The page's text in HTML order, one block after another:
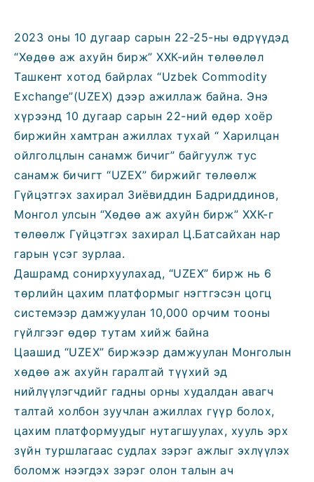
2023 оны 10 дугаар сарын 22-25-ны өдрүүдэд
“Хөдөө аж ахуйн бирж” ХХК-ийн төлөөлөл
Ташкент хотод байрлах “Uzbek Commodity
Exchange”(UZEX) дээр ажиллаж байна. Энэ
хүрээнд 10 дугаар сарын 22-ний өдөр хоёр
биржийн хамтран ажиллах тухай “ Харилцан
ойлголцлын санамж бичиг” байгуулж тус
санамж бичигт “UZEX” биржийг төлөөлж
Гүйцэтгэх захирал Зиёвиддин Бадриддинов,
Монгол улсын “Хөдөө аж ахуйн бирж” ХХК-г
төлөөлж Гүйцэтгэх захирал Ц.Батсайхан нар
гарын үсэг зурлаа.
Дашрамд сонирхуулахад, “UZEX” бирж нь 6
төрлийн цахим платформыг нэгтгэсэн цогц
системээр дамжуулан 10,000 орчим тооны
гүйлгээг өдөр тутам хийж байна
Цаашид “UZEX” биржээр дамжуулан Монголын
хөдөө аж ахуйн гаралтай түүхий эд
нийлүүлэгчдийг гадны орны худалдан авагч
талтай холбон зуучлан ажиллах гүүр болох,
цахим платформуудыг нутагшуулах, хууль эрх
зүйн туршлагаас судлах зэрэг ажлыг эхлүүлэх
боломж нээгдэх зэрэг олон талын ач